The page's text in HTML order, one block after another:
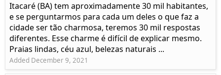
Itacaré (BA) tem aproximadamente 30 mil habitantes,
e se perguntarmos para cada um deles o que faz a
cidade ser tão charmosa, teremos 30 mil respostas
diferentes. Esse charme é difícil de explicar mesmo.
Praias lindas, céu azul, belezas naturais ...
Added December 9, 2021